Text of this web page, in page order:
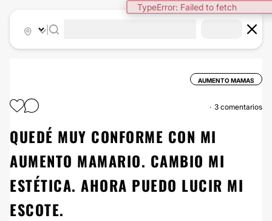
TypeError: Failed to fetch
AUMENTO MAMAS
3 comentarios
QUEDÉ MUY CONFORME CON MI
AUMENTO MAMARIO. CAMBIO MI
ESTÉTICA. AHORA PUEDO LUCIR MI
ESCOTE.